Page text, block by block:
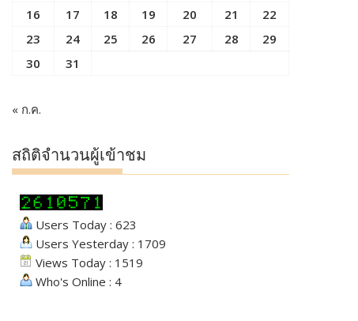
16
17 18 19 20 21
22
23
24 25 26 27 28
29
30
31
« ก.ค.
สถิติจำนวนผู้เข้าชม
Users Today : 623
Users Yesterday : 1709
Views Today : 1519
Who's Online : 4